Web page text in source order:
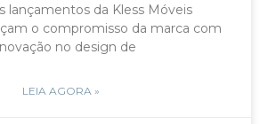
lançamentos da Kless Móveis
o compromisso da marca com
no design de
LEIA AGORA »